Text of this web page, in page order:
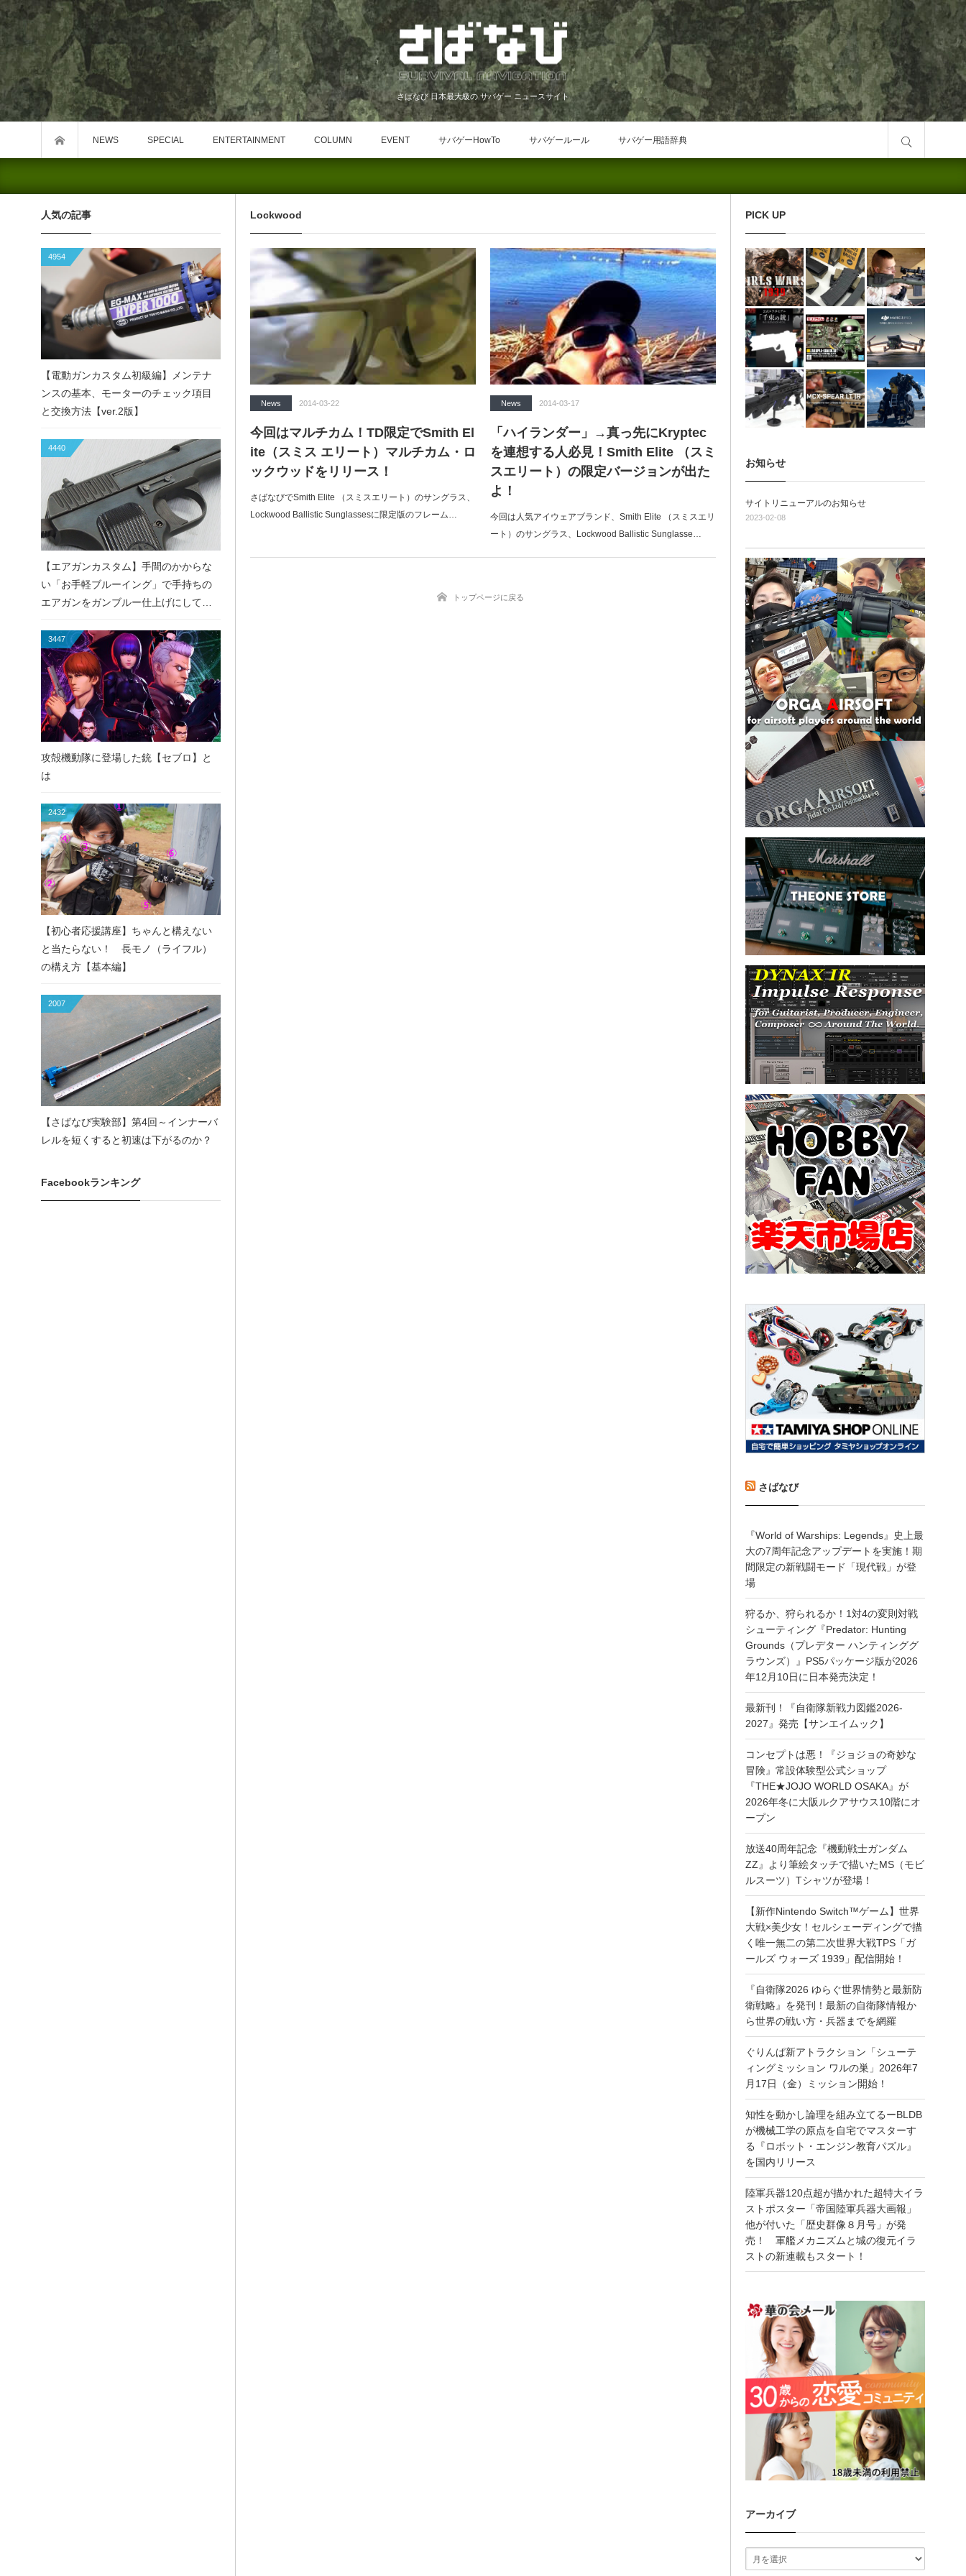
さばなび 日本最大級の サバゲー ニュースサイト
NEWS SPECIAL ENTERTAINMENT COLUMN EVENT サバゲーHowTo サバゲールール サバゲー用語辞典
Lockwood
News 2014-03-22
今回はマルチカム！TD限定でSmith El
ite（スミス エリート）マルチカム・ロ
ックウッドをリリース！
さばなびでSmith Elite （スミスエリート）のサングラス、
Lockwood Ballistic Sunglassesに限定版のフレーム…
News 2014-03-17
「ハイランダー」→真っ先にKryptec
を連想する人必見！Smith Elite （スミ
スエリート）の限定バージョンが出た
よ！
今回は人気アイウェアブランド、Smith Elite （スミスエリ
ート）のサングラス、Lockwood Ballistic Sunglasse…
トップページに戻る
人気の記事
4954
【電動ガンカスタム初級編】メンテナ
ンスの基本、モーターのチェック項目
と交換方法【ver.2版】
4440
【エアガンカスタム】手間のかからな
い「お手軽ブルーイング」で手持ちの
エアガンをガンブルー仕上げにしてみ
3447
攻殻機動隊に登場した銃【セブロ】と
は
2432
【初心者応援講座】ちゃんと構えない
と当たらない！ 長モノ（ライフル）
の構え方【基本編】
2007
【さばなび実験部】第4回～インナーバ
レルを短くすると初速は下がるのか？
Facebookランキング
PICK UP
お知らせ
サイトリニューアルのお知らせ
2023-02-08
さばなび
『World of Warships: Legends』史上最
大の7周年記念アップデートを実施！期
間限定の新戦闘モード「現代戦」が登
場
狩るか、狩られるか！1対4の変則対戦
シューティング『Predator: Hunting
Grounds（プレデター ハンティンググ
ラウンズ）』PS5パッケージ版が2026
年12月10日に日本発売決定！
最新刊！『自衛隊新戦力図鑑2026-
2027』発売【サンエイムック】
コンセプトは悪！『ジョジョの奇妙な
冒険』常設体験型公式ショップ
『THE★JOJO WORLD OSAKA』が
2026年冬に大阪ルクアサウス10階にオ
ープン
放送40周年記念『機動戦士ガンダム
ZZ』より筆絵タッチで描いたMS（モビ
ルスーツ）Tシャツが登場！
【新作Nintendo Switch™ゲーム】世界
大戦×美少女！セルシェーディングで描
く唯一無二の第二次世界大戦TPS「ガ
ールズ ウォーズ 1939」配信開始！
『自衛隊2026 ゆらぐ世界情勢と最新防
衛戦略』を発刊！最新の自衛隊情報か
ら世界の戦い方・兵器までを網羅
ぐりんぱ新アトラクション「シューテ
ィングミッション ワルの巣」2026年7
月17日（金）ミッション開始！
知性を動かし論理を組み立てるーBLDB
が機械工学の原点を自宅でマスターす
る『ロボット・エンジン教育パズル』
を国内リリース
陸軍兵器120点超が描かれた超特大イラ
ストポスター「帝国陸軍兵器大画報」
他が付いた「歴史群像８月号」が発
売！ 軍艦メカニズムと城の復元イラ
ストの新連載もスタート！
アーカイブ